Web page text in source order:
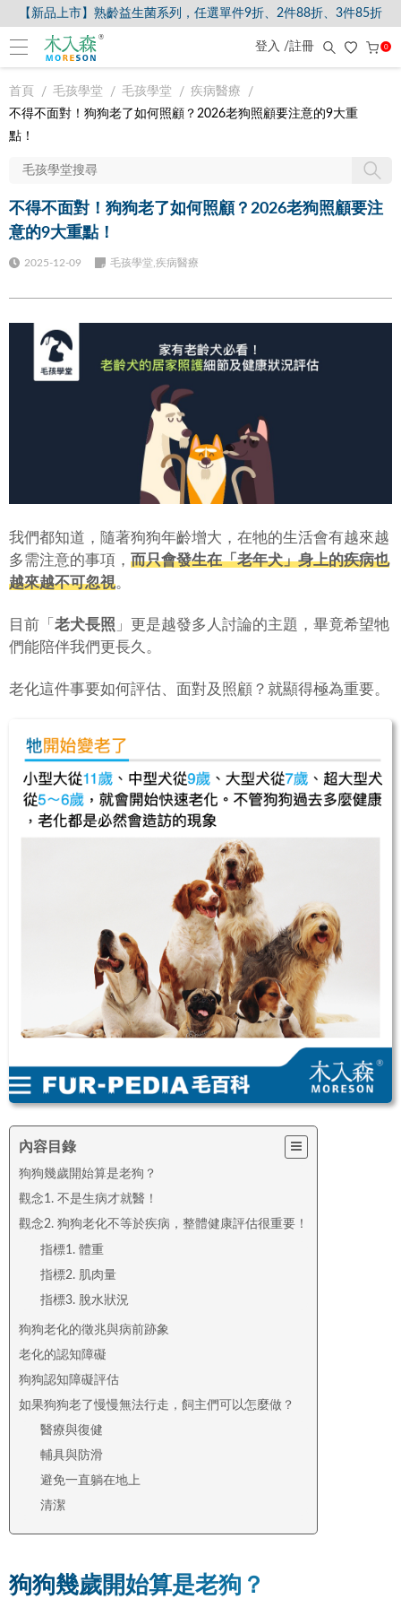
【新品上市】熟齡益生菌系列，任選單件9折、2件88折、3件85折
登入 /註冊 0
首頁 毛孩學堂 毛孩學堂
疾病醫療
不得不面對！狗狗老了如何照顧？2026老狗照顧要注意的9大重
點！
不得不面對！狗狗老了如何照顧？2026老狗照顧要注
意的9大重點！
2025-12-09 毛孩學堂,疾病醫療
我們都知道，隨著狗狗年齡增大，在牠的生活會有越來越
多需注意的事項， 而只會發生在「老年犬」身上的疾病也
越來越不可忽視。
目前「 老犬長照 」更是越發多人討論的主題，畢竟希望牠
們能陪伴我們更長久。
老化這件事要如何評估、面對及照顧？就顯得極為重要。
內容目錄
狗狗幾歲開始算是老狗？
觀念1. 不是生病才就醫！
觀念2. 狗狗老化不等於疾病，整體健康評估很重要！
指標1. 體重
指標2. 肌肉量
指標3. 脫水狀況
狗狗老化的徵兆與病前跡象
老化的認知障礙
狗狗認知障礙評估
如果狗狗老了慢慢無法行走，飼主們可以怎麼做？
醫療與復健
輔具與防滑
避免一直躺在地上
清潔
狗狗幾歲開始算是老狗？